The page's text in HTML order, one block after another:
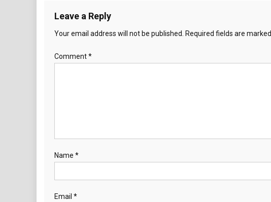
Leave a Reply
Your email address will not be published. Required fields are marked
Comment*
Name *
Email *